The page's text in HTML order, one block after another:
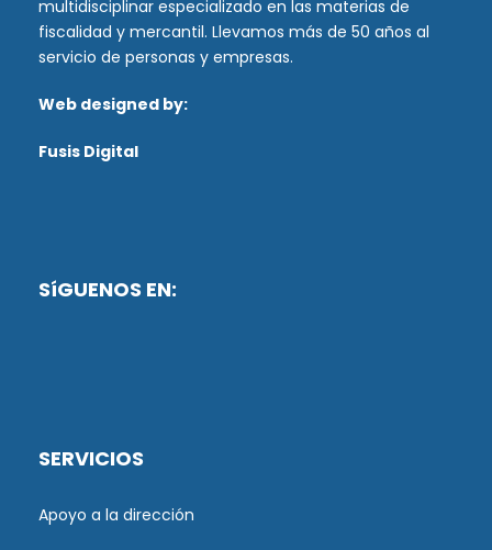
multidisciplinar especializado en las materias de
fiscalidad y mercantil. Llevamos más de 50 años al
servicio de personas y empresas.
Web designed by:
Fusis Digital
SíGUENOS EN:
SERVICIOS
Apoyo a la dirección